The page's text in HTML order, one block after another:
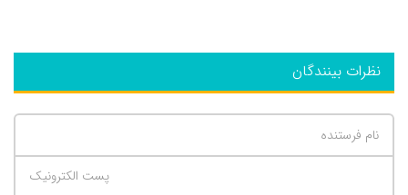
نظرات بینندگان